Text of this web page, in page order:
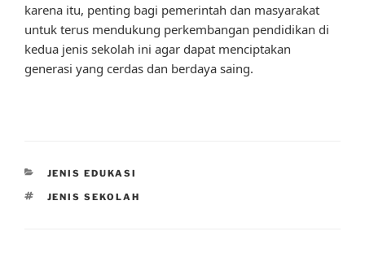
karena itu, penting bagi pemerintah dan masyarakat
untuk terus mendukung perkembangan pendidikan di
kedua jenis sekolah ini agar dapat menciptakan
generasi yang cerdas dan berdaya saing.
CATEGORIES
JENIS EDUKASI
TAGS
JENIS SEKOLAH